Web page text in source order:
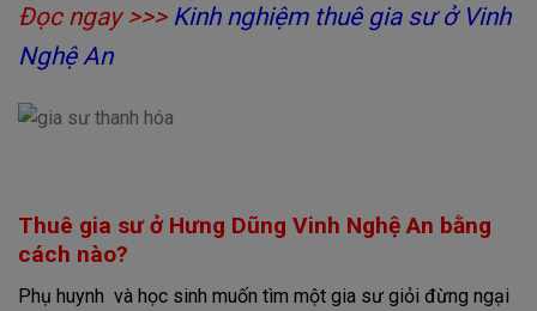
Đọc ngay >>>Kinh nghiệm thuê gia sư ở Vinh
Nghệ An
Thuê gia sư ở Hưng Dũng Vinh Nghệ An bằng
cách nào?
Phụ huynh và học sinh muốn tìm một gia sư giỏi đừng ngại